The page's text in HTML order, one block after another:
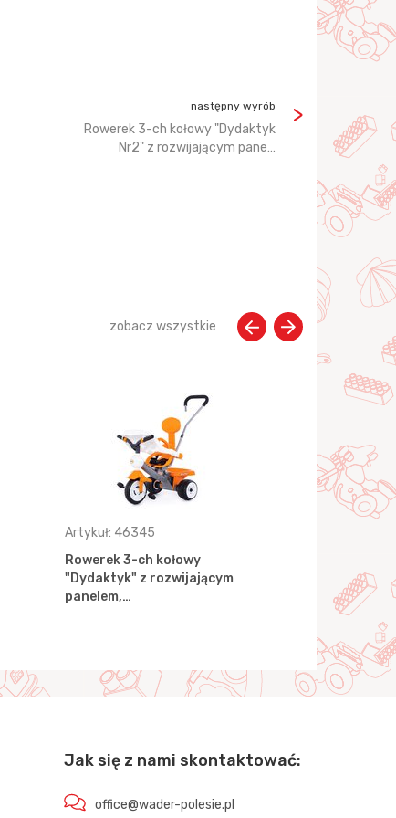
następny wyrób
Rowerek 3-ch kołowy "Dydaktyk
Nr2" z rozwijającym pane…
zobacz wszystkie
Artykuł: 46345
Rowerek 3-ch kołowy
"Dydaktyk" z rozwijającym
panelem,…
"Dydaktyk
Jak się z nami skontaktować:
office@wader-polesie.pl